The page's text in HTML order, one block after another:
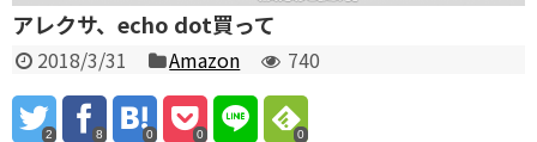
アレクサ、echo dot買って
2018/3/31 Amazon 740
2 8 0 0 0